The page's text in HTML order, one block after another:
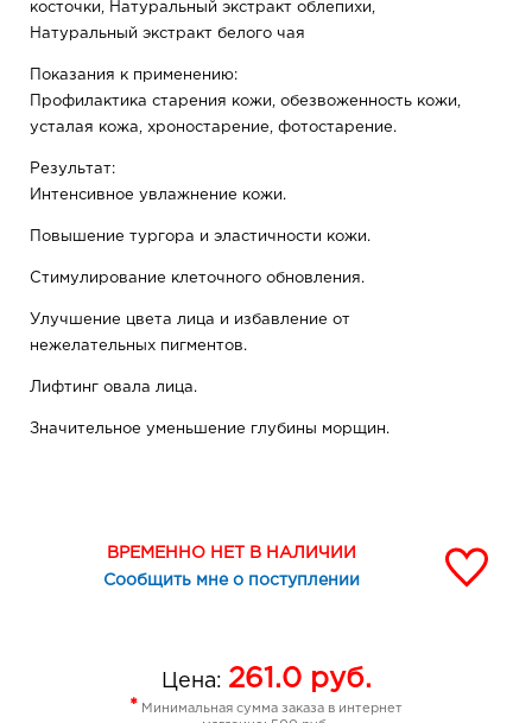
косточки, Натуральный экстракт облепихи,
Натуральный экстракт белого чая
Показания к применению:
Профилактика старения кожи, обезвоженность кожи,
усталая кожа, хроностарение, фотостарение.
Результат:
Интенсивное увлажнение кожи.
Повышение тургора и эластичности кожи.
Стимулирование клеточного обновления.
Улучшение цвета лица и избавление от
нежелательных пигментов.
Лифтинг овала лица.
Значительное уменьшение глубины морщин.
Антиоксидантная защита.
Рекомендуется использовать маску 2 раза в неделю.
ВРЕМЕННО НЕТ В НАЛИЧИИ
Сообщить мне о поступлении
Цена: 261.0руб.
* Минимальная сумма заказа в интернет